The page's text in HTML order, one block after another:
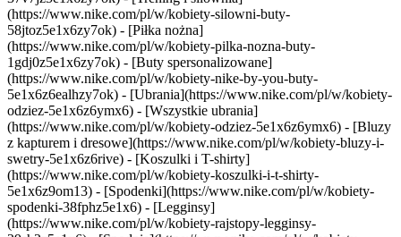
(https://www.nike.com/pl/w/kobiety-silowni-buty-
58jtoz5e1x6zy7ok) - [Piłka nożna]
(https://www.nike.com/pl/w/kobiety-pilka-nozna-buty-
1gdj0z5e1x6zy7ok) - [Buty spersonalizowane]
(https://www.nike.com/pl/w/kobiety-nike-by-you-buty-
5e1x6z6ealhzy7ok) - [Ubrania](https://www.nike.com/pl/w/kobiety-
odziez-5e1x6z6ymx6) - [Wszystkie ubrania]
(https://www.nike.com/pl/w/kobiety-odziez-5e1x6z6ymx6) - [Bluzy
z kapturem i dresowe](https://www.nike.com/pl/w/kobiety-bluzy-i-
swetry-5e1x6z6rive) - [Koszulki i T-shirty]
(https://www.nike.com/pl/w/kobiety-koszulki-i-t-shirty-
5e1x6z9om13) - [Spodenki](https://www.nike.com/pl/w/kobiety-
spodenki-38fphz5e1x6) - [Legginsy]
(https://www.nike.com/pl/w/kobiety-rajstopy-legginsy-